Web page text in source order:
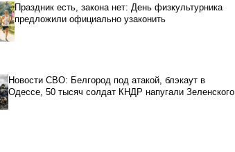
Праздник есть, закона нет: День физкультурника
предложили официально узаконить
Новости СВО: Белгород под атакой, блэкаут в
Одессе, 50 тысяч солдат КНДР напугали Зеленского